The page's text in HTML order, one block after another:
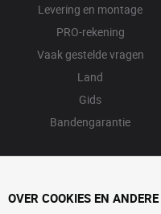
Levering en montage
PRO-rekening
Vaak gestelde vragen
Land
Gids
Bandengarantie
OVER COOKIES EN